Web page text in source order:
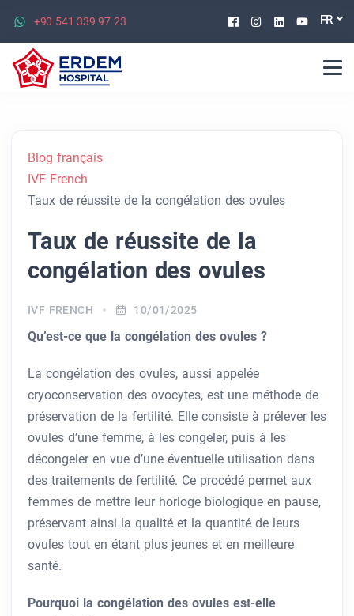
+90 541 339 97 23 Facebook
Instagram
Linkedin
FR
Blog français
IVF French
Taux de réussite de la congélation des ovules
Taux de réussite de la
congélation des ovules
IVF FRENCH 10/01/2025
Qu’est-ce que la congélation des ovules ?
La congélation des ovules, aussi appelée
cryoconservation des ovocytes, est une méthode de
préservation de la fertilité. Elle consiste à prélever les
ovules d’une femme, à les congeler, puis à les
décongeler en vue d’une éventuelle utilisation dans
des traitements de fertilité. Ce procédé permet aux
femmes de mettre leur horloge biologique en pause,
préservant ainsi la qualité et la quantité de leurs
ovules tout en étant plus jeunes et en meilleure
santé.
Pourquoi la congélation des ovules est-elle